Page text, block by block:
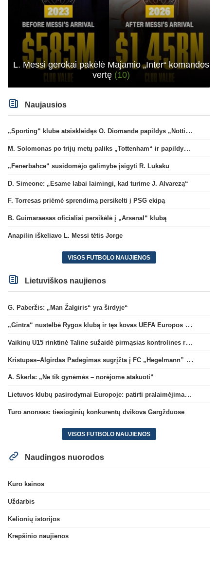
L. Messi gerokai pakėlė Majamio „Inter“ komandos
vertę (10)
Naujausios
„Sporting“ klube atsiskleidęs O. Diomande papildys „Nottingham“ gretas
M. Solomonas po trijų metų paliks „Tottenham“ ir papildys „West Ham“ klubą
„Fenerbahce“ susidomėjo galimybe įsigyti R. Lukaku
D. Simeone: „Esame labai laimingi, kad turime J. Alvarezą“
F. Torresas priėmė sprendimą persikelti į PSG ekipą
B. Guimaraesas oficialiai persikėlė į „Arsenal“ klubą
Anapilin iškeliavo L. Messi tėtis Jorge
VISOS FUTBOLO NAUJIENOS
Lietuviškos naujienos
G. Paberžis: „Man Žalgiris“ yra širdyje“
„Gintra“ nustelbė Rygos klubą ir tęs kovas UEFA Europos taurės atrankoje
Vaikinų U15 rinktinė Taline sužaidė pirmąsias kontrolines rungtynes
Kristupas–Algirdas Padegimas sugrįžta į FC „Hegelmann” B sudėtį
A. Skerla: „Ne tik gynėmės – norėjome atakuoti“
Lietuvos klubų pasirodymai Europoje: patirti pralaimėjimai Kroatijos atstovams
Turo anonsas: tiesioginių konkurentų dvikova Gargžduose
VISOS FUTBOLO NAUJIENOS
Naudingos nuorodos
Kuro kainos
Uždarbis
Kelionių istorijos
Krepšinio naujienos